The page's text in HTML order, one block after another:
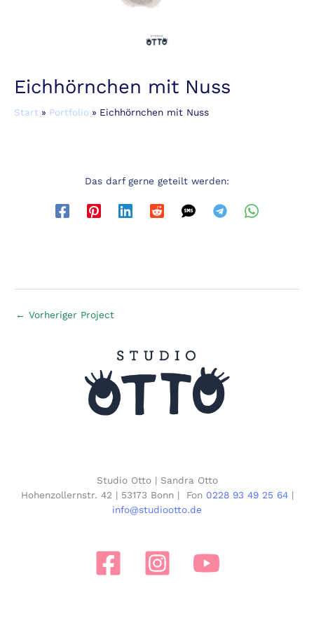
Eichhörnchen mit Nuss
Start Portfolio Eichhörnchen mit Nuss
Das darf gerne geteilt werden:
← Vorheriger Project
Studio Otto | Sandra Otto
Hohenzollernstr. 42 | 53173 Bonn | Fon 0228 93 49 25 64|
info@studiootto.de